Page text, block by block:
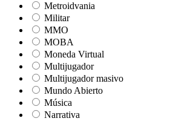
Metroidvania
Militar
MMO
MOBA
Moneda Virtual
Multijugador
Multijugador masivo
Mundo Abierto
Música
Narrativa